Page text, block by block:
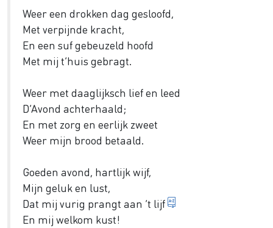
Weer een drokken dag gesloofd,
Met verpijnde kracht,
En een suf gebeuzeld hoofd
Met mij t’huis gebragt.
Weer met daaglijksch lief en leed
D’Avond achterhaald;
En met zorg en eerlijk zweet
Weer mijn brood betaald.
Goeden avond, hartlijk wijf,
Mijn geluk en lust,
Dat mij vurig prangt aan ’t lijf
En mij welkom kust!